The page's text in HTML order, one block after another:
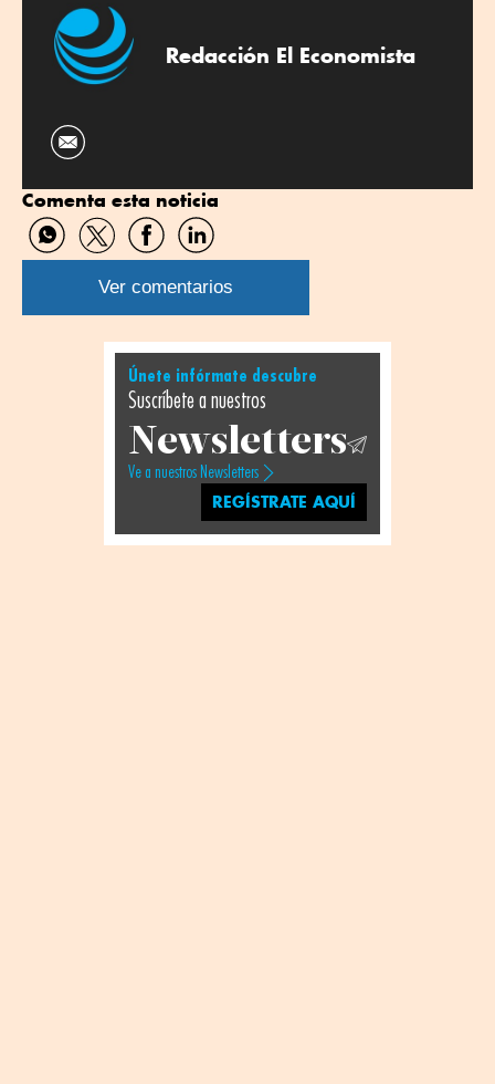
Redacción El Economista
Comenta esta noticia
Compartir
por
WhatsApp
Compartir
por
Twitter
Compartir
por
Facebook
Compartir
por
Linkedin
Ver comentarios
Únete infórmate descubre
Suscríbete a nuestros
Newsletters
Ve a nuestros Newsletters
REGÍSTRATE AQUÍ